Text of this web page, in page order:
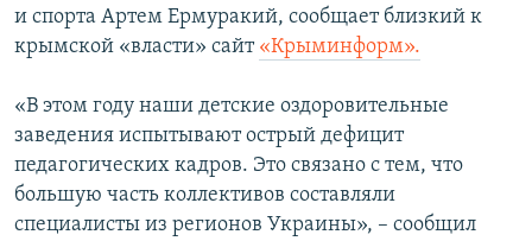
КРЫМ.НЕПОКОРЕННЫЙ
УКРАИНСКАЯ ПРОБЛЕМА КРЫМА
Все сайты RFE/RL
и спорта Артем Ермуракий, сообщает близкий к
крымской «власти» сайт «Крыминформ».
«В этом году наши детские оздоровительные
заведения испытывают острый дефицит
педагогических кадров. Это связано с тем, что
большую часть коллективов составляли
специалисты из регионов Украины», – сообщил